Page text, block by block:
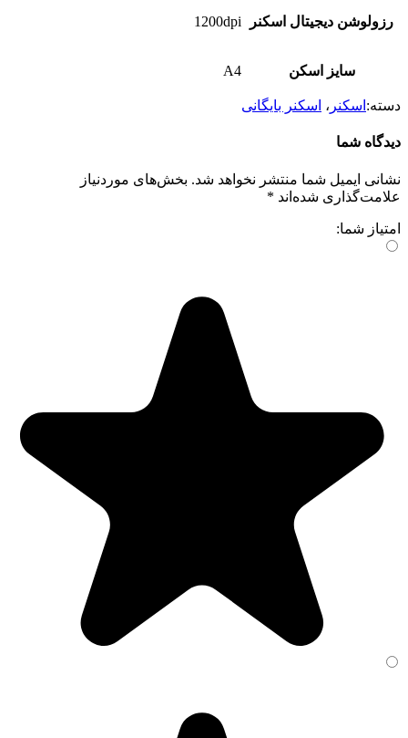
رزولوشن دیجیتال اسکنر 1200dpi
سایز اسکن A4
دسته: اسکنر ، اسکنر بایگانی
دیدگاه شما
نشانی ایمیل شما منتشر نخواهد شد. بخش‌های موردنیاز
علامت‌گذاری شده‌اند *
امتیاز شما: